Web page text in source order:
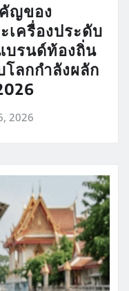
ญของ
เครื่องประดับ
บรนด์ท้องถิ่น
ลกกำลังผลัก
2026